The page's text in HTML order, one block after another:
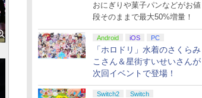
おにぎりや菓子パンなどがお値
段そのままで最大50%増量！
Android iOS PC
「ホロドリ」水着のさくらみ
こさん＆星街すいせいさんが
次回イベントで登場！
Switch2 Switch